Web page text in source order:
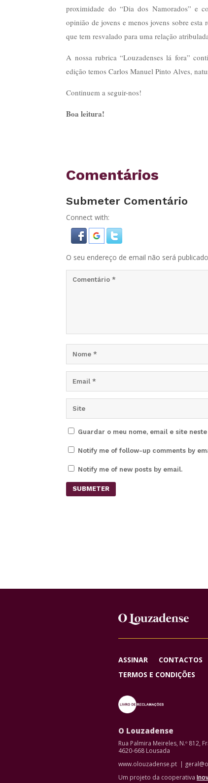
proximidade do “Dia dos Namorados” e
opinião de jovens e menos jovens sobre
que tem resvalado para uma relação
A nossa rubrica “Louzadenses lá fora”
edição temos Carlos Manuel Pinto Alves,
Continuem a seguir-nos!
Boa leitura!
Comentários
Submeter Comentário
Connect with:
O seu endereço de email não será
Guardar o meu nome, email e site
Notify me of follow-up comments by
Notify me of new posts by email.
SUBMETER
ASSINAR CONTACTOS
TERMOS E CONDIÇÕES
O Louzadense
Rua Palmira Meireles, N.º 812,
4620-668 Lousada
www.olouzadense.pt |
Um projeto da cooperativa